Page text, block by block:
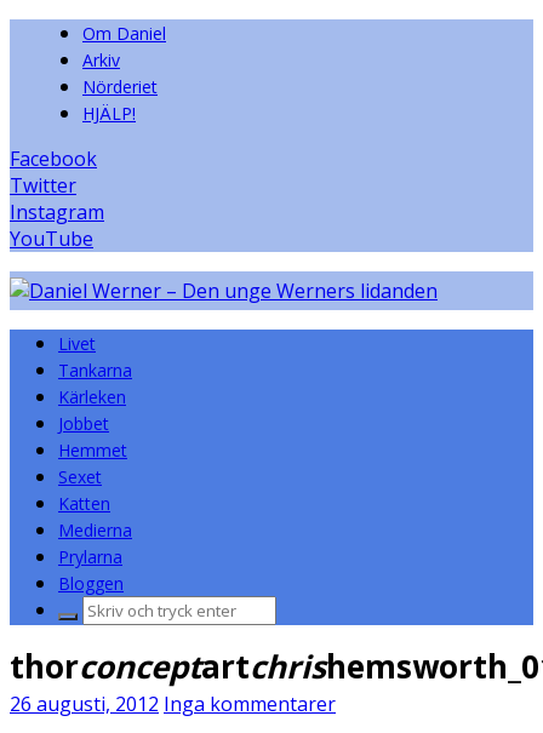
Om Daniel
Arkiv
Nörderiet
HJÄLP!
Facebook
Twitter
Instagram
YouTube
Livet
Tankarna
Kärleken
Jobbet
Hemmet
Sexet
Katten
Medierna
Prylarna
Bloggen
Sök
thorconceptartchris
26 augusti, 2012 Inga kommentarer